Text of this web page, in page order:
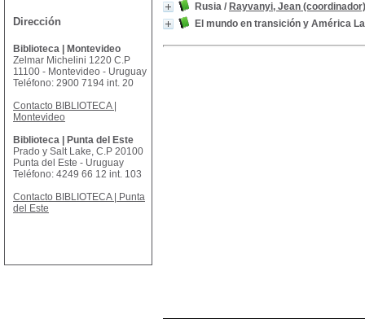
Rusia / Rayvanyi, Jean (coordinador)
El mundo en transición y América
Dirección
Biblioteca | Montevideo
Zelmar Michelini 1220 C.P
11100 - Montevideo - Uruguay
Teléfono: 2900 7194 int. 20
Contacto BIBLIOTECA |
Montevideo
Biblioteca | Punta del Este
Prado y Salt Lake, C.P 20100
Punta del Este - Uruguay
Teléfono: 4249 66 12 int. 103
Contacto BIBLIOTECA | Punta
del Este